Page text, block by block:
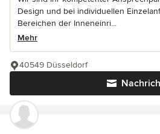
Design und bei individuellen
Bereichen der Inneneinri...
Mehr
40549 Düsseldorf